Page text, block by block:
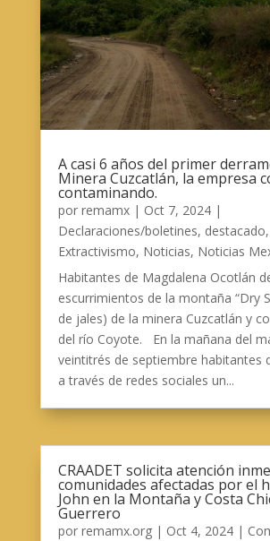
A casi 6 años del primer
Minera Cuzcatlán, la empresa
contaminando.
por remamx| Oct 7, 2024|
Declaraciones/boletines, destacado,
Extractivismo, Noticias, Noticias
Habitantes de Magdalena Ocotlán
escurrimientos de la montaña “Dry
de jales) de la minera Cuzcatlán y
del río Coyote. En la mañana del
veintitrés de septiembre habitantes
a través de redes sociales un...
CRAADET solicita atención
comunidades afectadas por el
John en la Montaña y Costa
Guerrero
por remamx.org| Oct 4, 2024|